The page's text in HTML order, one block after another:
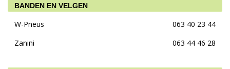
BANDEN EN VELGEN
W-Pneus
063 40 23 44
Zanini
063 44 46 28